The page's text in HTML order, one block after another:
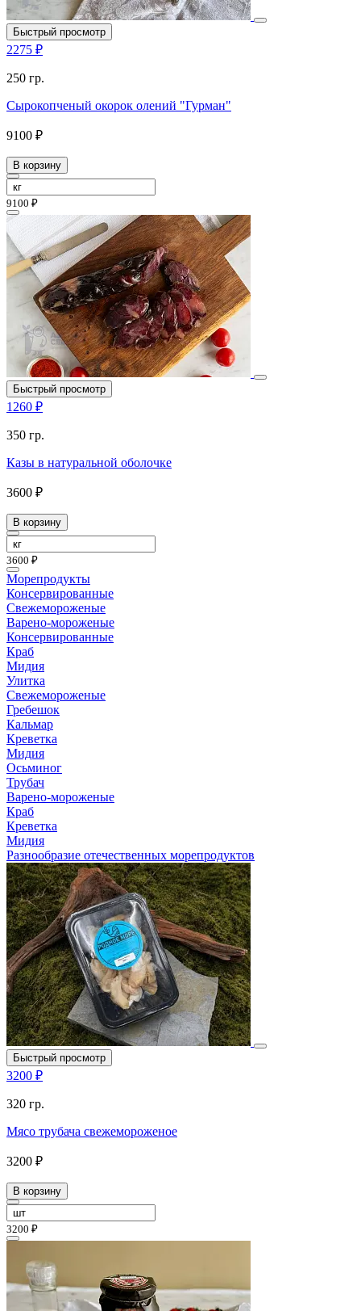
Быстрый просмотр
2275 ₽
250 гр.
Сырокопченый окорок олений "Гурман"
9100 ₽
В корзину
9100 ₽
Быстрый просмотр
1260 ₽
350 гр.
Казы в натуральной оболочке
3600 ₽
В корзину
3600 ₽
Морепродукты
Консервированные
Свежемороженые
Варено-мороженые
Консервированные
Краб
Мидия
Улитка
Свежемороженые
Гребешок
Кальмар
Креветка
Мидия
Осьминог
Трубач
Варено-мороженые
Краб
Креветка
Мидия
Разнообразие отечественных морепродуктов
Быстрый просмотр
3200 ₽
320 гр.
Мясо трубача свежемороженое
3200 ₽
В корзину
3200 ₽